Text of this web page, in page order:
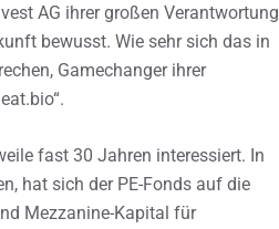
AG ihrer großen Verantwortung
bewusst. Wie sehr sich das in
Gamechanger ihrer
fast 30 Jahren interessiert. In
hat sich der PE-Fonds auf die
Mezzanine-Kapital für